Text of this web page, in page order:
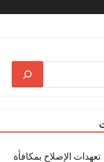
تعهدات الإصلاح بمكافأة